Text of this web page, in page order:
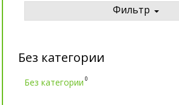
Фильтр
Без категории
Без категории 0